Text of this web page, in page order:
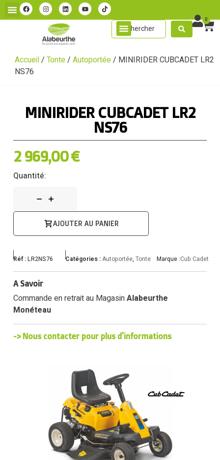
0
Accueil/ Tonte/ Autoportée/ MINIRIDER CUBCADET LR2
NS76
MINIRIDER CUBCADET LR2
NS76
2 969,00€
Quantité:
AJOUTER AU PANIER
Réf :LR2NS76 Catégories :Autoportée, Tonte Marque :Cub Cadet
A Savoir
Commande en retrait au MagasinAlabeurthe
Monéteau
-> Nous contacter pour plus d'informations